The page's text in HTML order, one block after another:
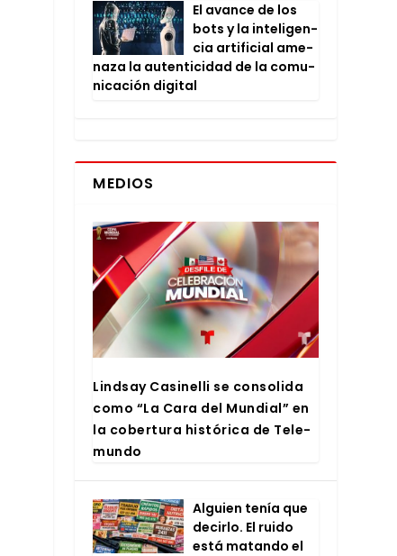
El avan­ce de los
bots y la inte­li­gen­
cia arti­fi­cial ame­
na­za la auten­ti­ci­dad de la comu­
ni­ca­ción digi­tal
MEDIOS
Lind­say Casi­ne­lli se con­so­li­da
como “La Cara del Mun­dial” en
la cober­tu­ra his­tó­ri­ca de Tele­
mun­do
Alguien tenía que
decir­lo. El rui­do
está matan­do el